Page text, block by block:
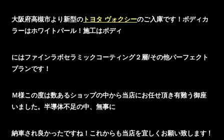
大阪府高槻市より新型の トヨタ ヴォクシーのご入庫です！ボディカ
ラーはホワイトパール！施工はボディ
にはファインラボセラミックコーティング２層/その他パーフェクト
プランです！
Ｍ様この度は数あるショップの中から当店にお任せ頂き有難う御座
いました。半導体不足の中、無事に
納車され良かったですね！これからも当店を宜しくお願い致します !